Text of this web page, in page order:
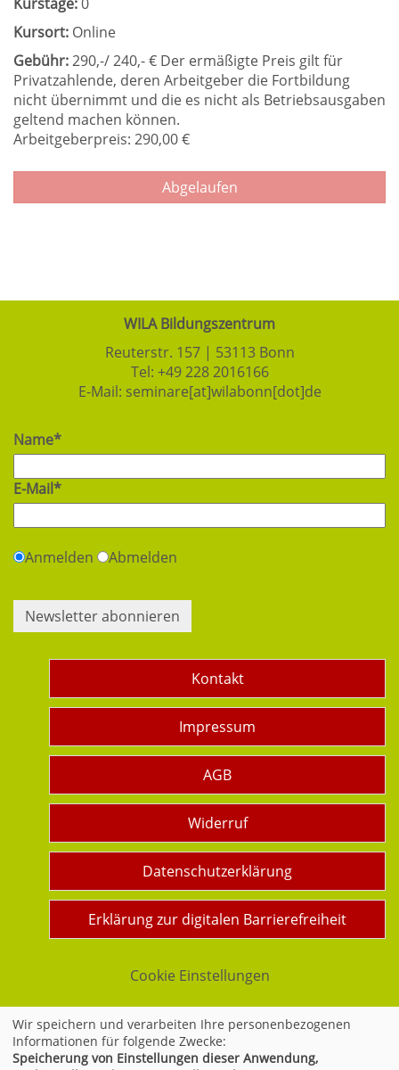
Kursort: Online
Gebühr:290,-/ 240,- € Der ermäßigte Preis gilt für
Privatzahlende, deren Arbeitgeber die Fortbildung
nicht übernimmt und die es nicht als Betriebsausgaben
geltend machen können.
Arbeitgeberpreis: 290,00 €
Abgelaufen
WILA Bildungszentrum
Reuterstr. 157 | 53113 Bonn
Tel: +49 228 2016166
E-Mail: seminare[at]wilabonn[dot]de
Name*
E-Mail*
Anmelden Abmelden
Newsletter abonnieren
Kontakt
Impressum
AGB
Widerruf
Datenschutzerklärung
Erklärung zur digitalen Barrierefreiheit
Cookie Einstellungen
Widerrufsformular
Wir speichern und verarbeiten Ihre personenbezogenen
Informationen für folgende Zwecke:
Speicherung von Einstellungen dieser Anwendung,